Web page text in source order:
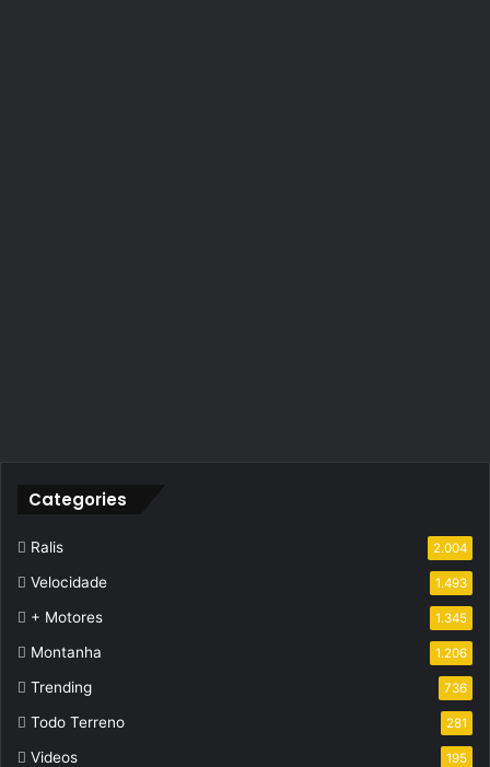
Categories
Ralis 2.004
Velocidade 1.493
+ Motores 1.345
Montanha 1.206
Trending 736
Todo Terreno 281
Videos 195